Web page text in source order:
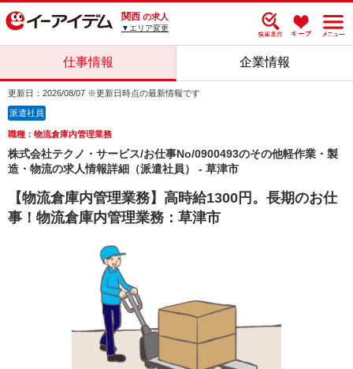
関西 の求人
▼エリア変更
仕事情報 企業情報
更新日：2026/08/07 ※更新日時点の最新情報です
派遣社員
職種：物流倉庫内管理業務
株式会社テクノ・サービス/お仕事No/0900493のその他軽作業・製
造・物流の求人情報詳細（派遣社員） - 草津市
【物流倉庫内管理業務】高時給1300円。長期のお仕
事！物流倉庫内管理業務：草津市